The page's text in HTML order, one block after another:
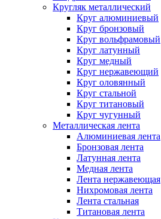
Кругляк металлический
Круг алюминиевый
Круг бронзовый
Круг вольфрамовый
Круг латунный
Круг медный
Круг нержавеющий
Круг оловянный
Круг стальной
Круг титановый
Круг чугунный
Металлическая лента
Алюминиевая лента
Бронзовая лента
Латунная лента
Медная лента
Лента нержавеющая
Нихромовая лента
Лента стальная
Титановая лента